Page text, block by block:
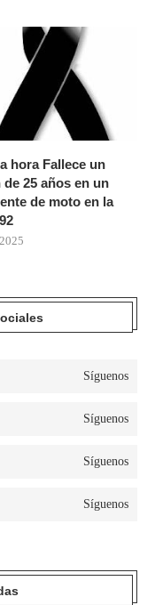
hora Fallece un
de 25 años en un
de moto en la
Síguenos
Síguenos
Síguenos
Síguenos